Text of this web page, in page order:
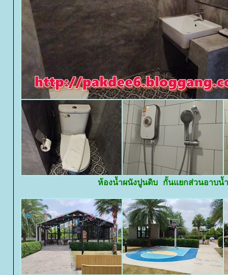
ห้องน้ำผนังปูนดิบ กั้นแยกส่วนอาบน้